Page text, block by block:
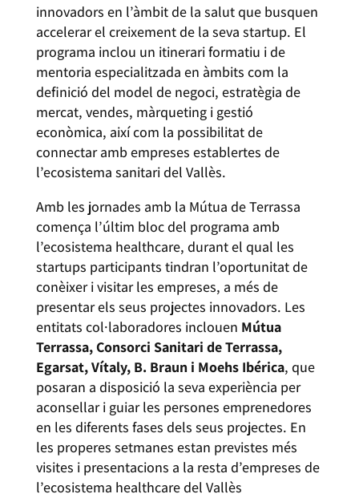
innovadors en l’àmbit de la salut que busquen
accelerar el creixement de la seva startup. El
programa inclou un itinerari formatiu i de
mentoria especialitzada en àmbits com la
definició del model de negoci, estratègia de
mercat, vendes, màrqueting i gestió
econòmica, així com la possibilitat de
connectar amb empreses establertes de
l’ecosistema sanitari del Vallès.
Amb les jornades amb la Mútua de Terrassa
comença l’últim bloc del programa amb
l’ecosistema healthcare, durant el qual les
startups participants tindran l’oportunitat de
conèixer i visitar les empreses, a més de
presentar els seus projectes innovadors. Les
entitats col·laboradores inclouen Mútua
Terrassa, Consorci Sanitari de Terrassa,
Egarsat, Vítaly, B. Braun i Moehs Ibérica, que
posaran a disposició la seva experiència per
aconsellar i guiar les persones emprenedores
en les diferents fases dels seus projectes. En
les properes setmanes estan previstes més
visites i presentacions a la resta d’empreses de
l’ecosistema healthcare del Vallès